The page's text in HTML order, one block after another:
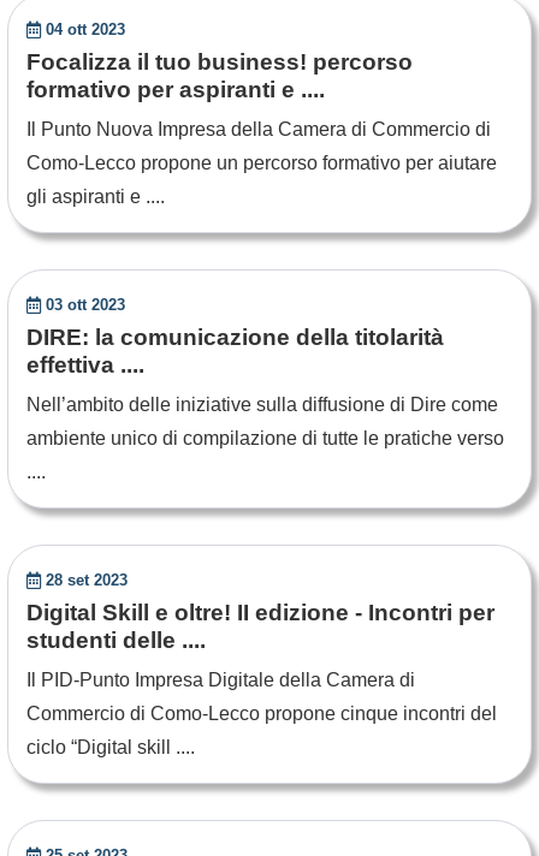
04 ott 2023
Focalizza il tuo business! percorso
formativo per aspiranti e ....
Il Punto Nuova Impresa della Camera di Commercio di
Como-Lecco propone un percorso formativo per aiutare
gli aspiranti e ....
03 ott 2023
DIRE: la comunicazione della titolarità
effettiva ....
Nell’ambito delle iniziative sulla diffusione di Dire come
ambiente unico di compilazione di tutte le pratiche verso
....
28 set 2023
Digital Skill e oltre! II edizione - Incontri per
studenti delle ....
Il PID-Punto Impresa Digitale della Camera di
Commercio di Como-Lecco propone cinque incontri del
ciclo “Digital skill ....